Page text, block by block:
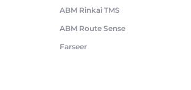
ABM Rinkai TMS
ABM Route Sense
Farseer